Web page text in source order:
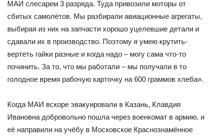
МАИ слесарем 3 разряда. Туда привозили моторы от
сбитых самолётов. Мы разбирали авиационные агрегаты,
выбирая из них на запчасти хорошо уцелевшие детали и
сдавали их в производство. Поэтому я умею крутить-
вертеть гайки разные и когда надо – могу сама что-то
починить. За то, что мы работали – мы получали в то
голодное время рабочую карточку на 600 граммов хлеба».
Когда МАИ вскоре эвакуировали в Казань, Клавдия
Ивановна добровольно пошла через военкомат в армию, и
её направили на учёбу в Московское Краснознамённое